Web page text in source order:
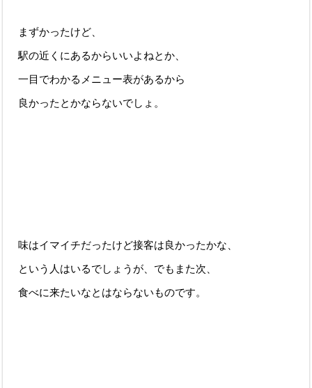
まずかったけど、
駅の近くにあるからいいよねとか、
一目でわかるメニュー表があるから
良かったとかならないでしょ。
味はイマイチだったけど接客は良かったかな、
という人はいるでしょうが、でもまた次、
食べに来たいなとはならないものです。